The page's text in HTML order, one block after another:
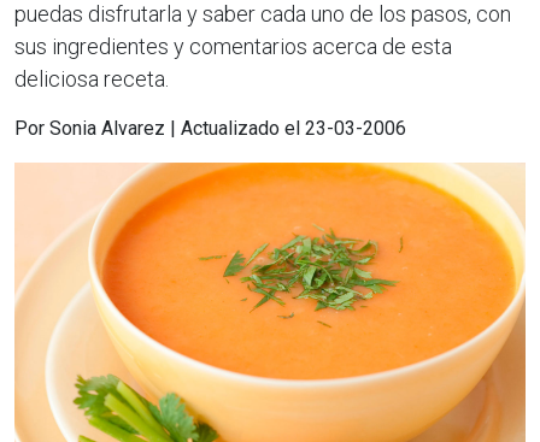
puedas disfrutarla y saber cada uno de los pasos, con
sus ingredientes y comentarios acerca de esta
deliciosa receta.
Por Sonia Alvarez | Actualizado el 23-03-2006